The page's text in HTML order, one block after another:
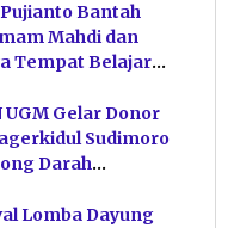
Bantah
Mahdi dan
Tempat Belajar
Gelar Donor
Sudimoro
Darah
Lomba Dayung